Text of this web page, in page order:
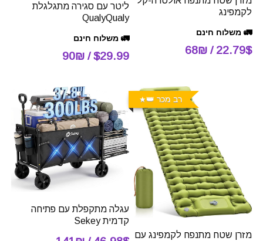
לקמפינג
🚛 משלוח חינם
22.79$ / 68₪
ליטר עם סגירה מתגלגלת
QualyQualy
🚛 משלוח חינם
$29.99 / 90₪
רב מכר 👑
מזרן שטח מתנפח לקמפינג עם
עגלה מתקפלת עם פתיחה
קדמית Sekey